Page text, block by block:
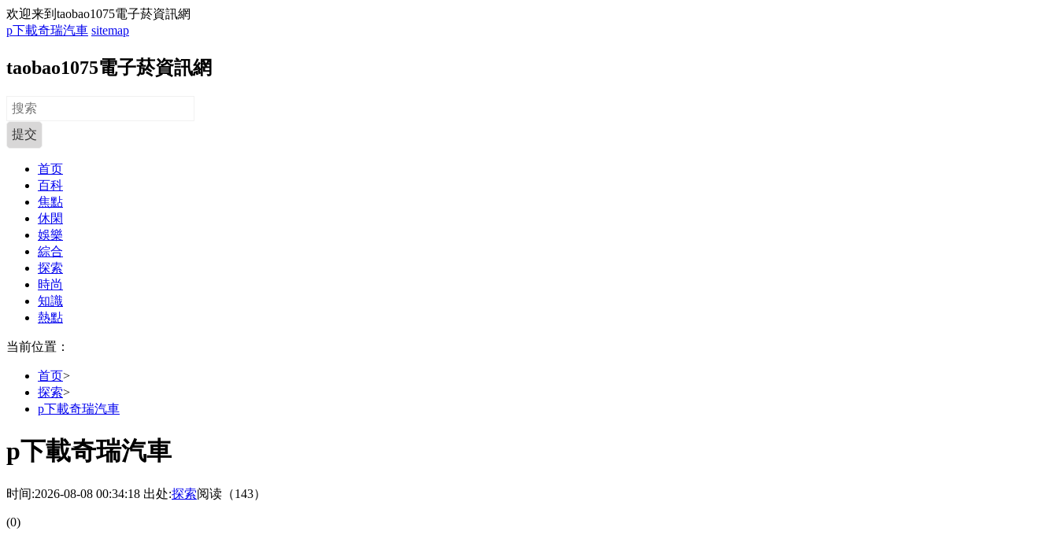
欢迎来到taobao1075電子菸資訊網
p下載奇瑞汽車 sitemap
taobao1075電子菸資訊網
首页
百科
焦點
休閑
娛樂
綜合
探索
時尚
知識
熱點
当前位置：
首页>
探索>
p下載奇瑞汽車
p下載奇瑞汽車
时间:2026-08-08 00:34:18 出处:探索阅读（143）
(0)